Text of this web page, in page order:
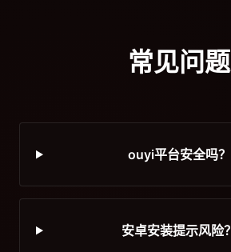
常见问题
ouyi平台安全吗？
安卓安装提示风险？